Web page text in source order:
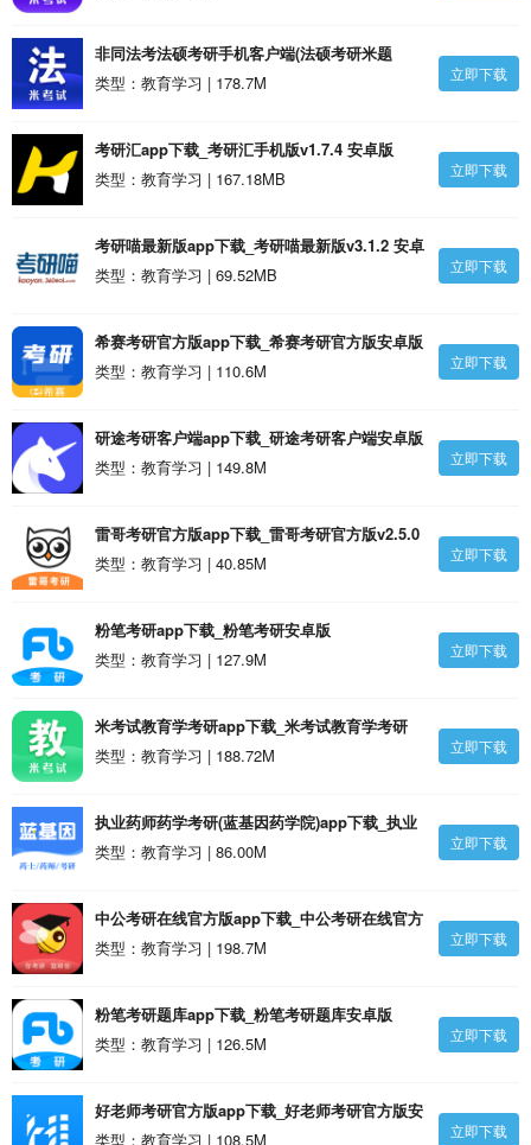
非同法考法硕考研手机客户端(法硕考研米题
库)app下载_非同法考法硕考研手机客户端(法硕
类型：教育学习 | 178.7M 立即下载
考研汇app下载_考研汇手机版v1.7.4 安卓版
类型：教育学习 | 167.18MB
立即下载
考研喵最新版app下载_考研喵最新版v3.1.2 安卓
版
类型：教育学习 | 69.52MB 立即下载
希赛考研官方版app下载_希赛考研官方版安卓版
类型：教育学习 | 110.6M
立即下载
研途考研客户端app下载_研途考研客户端安卓版
类型：教育学习 | 149.8M
立即下载
雷哥考研官方版app下载_雷哥考研官方版v2.5.0
安卓版
类型：教育学习 | 40.85M 立即下载
粉笔考研app下载_粉笔考研安卓版
类型：教育学习 | 127.9M
立即下载
米考试教育学考研app下载_米考试教育学考研
v8.420.0318 安卓版
类型：教育学习 | 188.72M 立即下载
执业药师药学考研(蓝基因药学院)app下载_执业
药师药学考研(蓝基因药学院)v7.6.9 安卓版
类型：教育学习 | 86.00M 立即下载
中公考研在线官方版app下载_中公考研在线官方
版安卓版
类型：教育学习 | 198.7M 立即下载
粉笔考研题库app下载_粉笔考研题库安卓版
类型：教育学习 | 126.5M
立即下载
好老师考研官方版app下载_好老师考研官方版安
卓版
类型：教育学习 | 108.5M 立即下载